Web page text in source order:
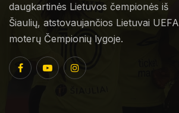
daugkartinės Lietuvos čempionės iš
Šiaulių, atstovaujančios Lietuvai UEFA
moterų Čempionių lygoje.